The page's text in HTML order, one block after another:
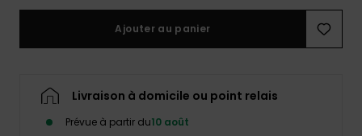
Ajouter au panier
Livraison à domicile ou point relais
Prévue à partir du10 août